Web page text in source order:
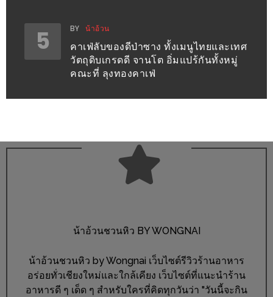
2557
กิจกรรม
ENEWS
ข้าว
เอ่ย
อร่อย
5 BY น้าอ้วน
คาเฟ่ลับของดีป่าซาง ทั้งเมนูไทยและเทศ
วัตถุดิบเกรดดี จานโต อิ่มแปร้กันทั้งหมู่
คณะที่ ลุงทองคาเฟ่
น้าอ้วนชวนหิว BY WONGNAI
น้าอ้วนชวนหิว by Wongnai เว็บไซต์รีวิวร้านอาหาร
อร่อยทั่วเชียงใหม่และใกล้เคียง เว็บไซต์ที่แนะนำร้าน
อาหารดี ๆ เด็ด ๆ สำหรับใครที่คิดทุกวันว่า "วันนี้จะกิน